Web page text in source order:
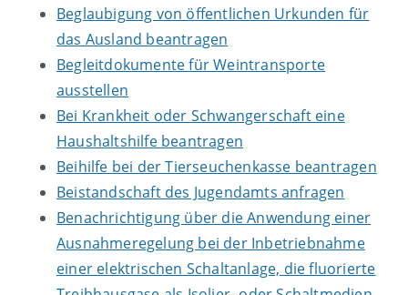
Beglaubigung von öffentlichen Urkunden für
das Ausland beantragen
Begleitdokumente für Weintransporte
ausstellen
Bei Krankheit oder Schwangerschaft eine
Haushaltshilfe beantragen
Beihilfe bei der Tierseuchenkasse beantragen
Beistandschaft des Jugendamts anfragen
Benachrichtigung über die Anwendung einer
Ausnahmeregelung bei der Inbetriebnahme
einer elektrischen Schaltanlage, die fluorierte